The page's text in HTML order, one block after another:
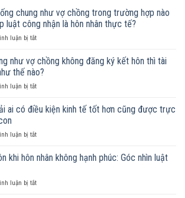
chung như vợ chồng trong trường hợp nào
luật công nhận là hôn nhân thực tế?
luận bị tắtở
nữ
sống
chung
như
chồng
hợp
được
như vợ chồng không đăng ký kết hôn thì tài
thế nào?
luận bị tắtở
chung
chồng
đăng
hôn
ai có điều kiện kinh tế tốt hơn cũng được trực
luận bị tắtở
phải
điều
khi hôn nhân không hạnh phúc: Góc nhìn luật
luận bị tắtở